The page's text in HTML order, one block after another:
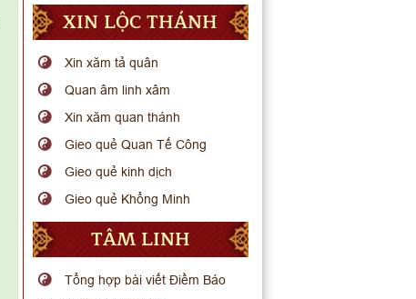
XIN LỘC THÁNH
Xin xăm tả quân
Quan âm linh xâm
Xin xăm quan thánh
Gieo quẻ Quan Tế Công
Gieo quẻ kinh dịch
Gieo quẻ Khổng Minh
TÂM LINH
Tổng hợp bài viết Điềm Báo